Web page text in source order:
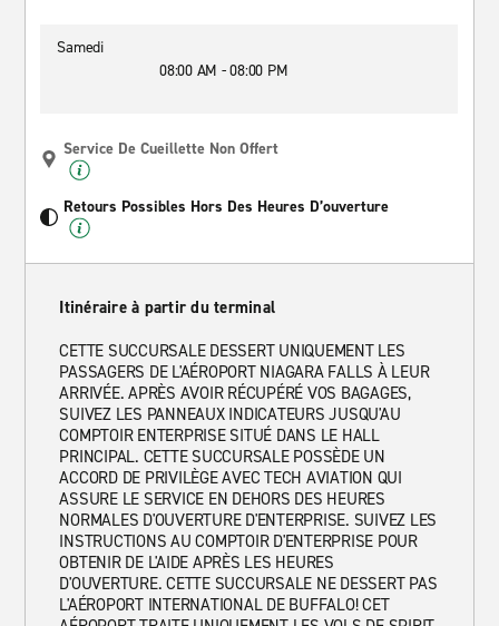
Samedi
08:00 AM - 08:00 PM
Service De Cueillette Non Offert
Retours Possibles Hors Des Heures D’ouverture
Itinéraire à partir du terminal
CETTE SUCCURSALE DESSERT UNIQUEMENT LES
PASSAGERS DE L'AÉROPORT NIAGARA FALLS À LEUR
ARRIVÉE. APRÈS AVOIR RÉCUPÉRÉ VOS BAGAGES,
SUIVEZ LES PANNEAUX INDICATEURS JUSQU'AU
COMPTOIR ENTERPRISE SITUÉ DANS LE HALL
PRINCIPAL. CETTE SUCCURSALE POSSÈDE UN
ACCORD DE PRIVILÈGE AVEC TECH AVIATION QUI
ASSURE LE SERVICE EN DEHORS DES HEURES
NORMALES D'OUVERTURE D'ENTERPRISE. SUIVEZ LES
INSTRUCTIONS AU COMPTOIR D'ENTERPRISE POUR
OBTENIR DE L'AIDE APRÈS LES HEURES
D'OUVERTURE. CETTE SUCCURSALE NE DESSERT PAS
L'AÉROPORT INTERNATIONAL DE BUFFALO! CET